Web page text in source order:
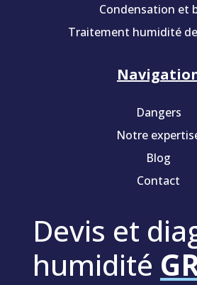
Condensation et
Traitement humidité
Dangers
Notre
Blog
Contact
Devis et
humidité